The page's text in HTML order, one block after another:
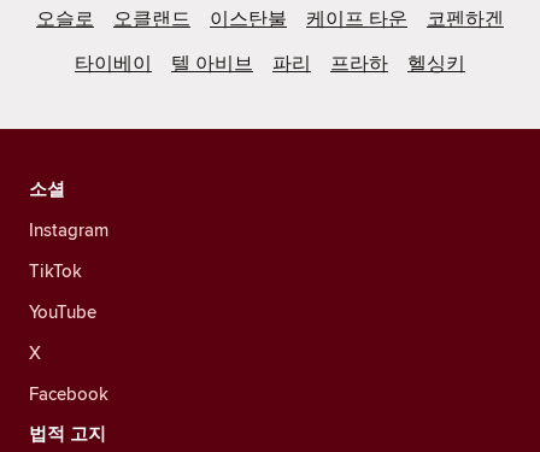
오슬로
오클랜드 이스탄불 케이프 타운
코펜하겐
타이베이
텔 아비브 파리 프라하 헬싱키
소셜
Instagram
TikTok
YouTube
X
Facebook
법적 고지